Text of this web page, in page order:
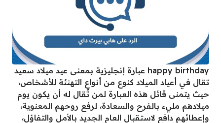
happy birthday عبارة إنجليزية بمعنى عيد ميلاد سعيد
تقال في أعياد الميلاد كنوع من أنواع التهنئة للأشخاص،
حيث يتمنى قائل هذه العبارة لمن تُقال له أن يكون يوم
ميلادهم مليء بالفرح والسعادة، لرفع روحهم المعنوية،
وإعطائهم دافع لاستقبال العام الجديد بالأمل والتفاؤل،